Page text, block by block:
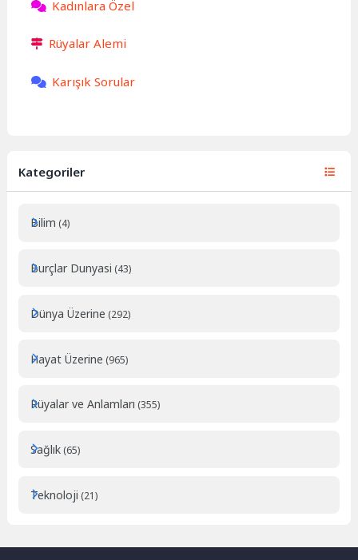
Kadınlara Özel
Rüyalar Alemi
Karışık Sorular
Kategoriler
Bilim (4)
Burçlar Dunyasi (43)
Dünya Üzerine (292)
Hayat Üzerine (965)
Rüyalar ve Anlamları (355)
Sağlık (65)
Teknoloji (21)